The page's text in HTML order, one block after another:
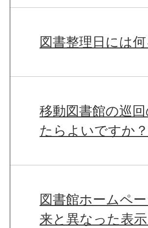
図書整理日には
移動図書館の巡
たらよいですか？
図書館ホームペ
来と異なった表